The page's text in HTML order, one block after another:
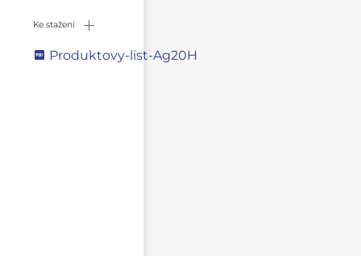
Ke stažení
Produktovy-list-Ag20H